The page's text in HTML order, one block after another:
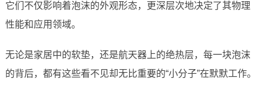
它们不仅影响着泡沫的外观形态，更深层次地决定了其物理
性能和应用领域。
无论是家居中的软垫，还是航天器上的绝热层，每一块泡沫
的背后，都有这些看不见却无比重要的“小分子”在默默工作。